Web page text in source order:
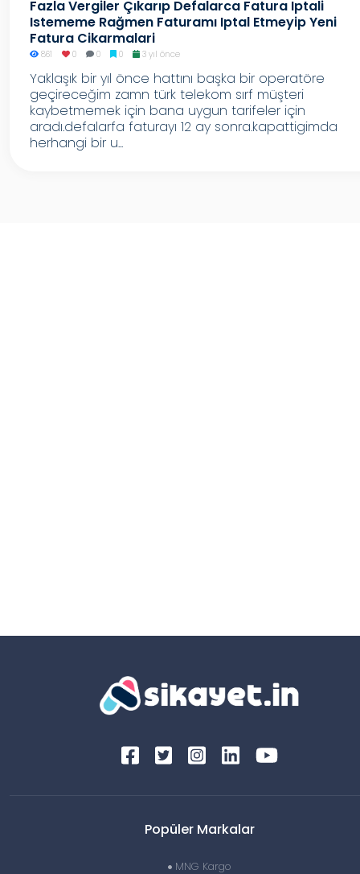
Fazla Vergiler Çıkarıp Defalarca Fatura Iptali
Istememe Rağmen Faturamı Iptal Etmeyip Yeni
Fatura Cikarmalari
861 0 0 0 3 yıl önce
Yaklaşık bir yıl önce hattını başka bir operatöre
geçireceğim zamn türk telekom sırf müşteri
kaybetmemek için bana uygun tarifeler için
aradı.defalarfa faturayı 12 ay sonra.kapattigimda
herhangi bir u...
Popüler Markalar
MNG Kargo